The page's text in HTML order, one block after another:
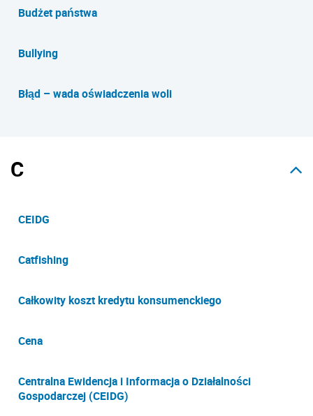
Budżet państwa
Bullying
Błąd – wada oświadczenia woli
C
CEIDG
Catfishing
Całkowity koszt kredytu konsumenckiego
Cena
Centralna Ewidencja i Informacja o Działalności
Gospodarczej (CEIDG)